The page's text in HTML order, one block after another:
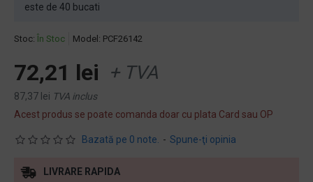
Stoc: În Stoc Model: PCF26142
Bazată pe 0 note. - Spune-ţi opinia
72,21 lei + TVA
87,37 lei TVA inclus
Acest produs se poate comanda doar cu plata Card sau OP
este de 40 bucati
LIVRARE RAPIDA